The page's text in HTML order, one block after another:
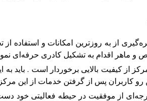
از به روزترین امکانات و استفاده
و ماهر اقدام به تشکیل کادری حرفه‌ای
از کیفیت بالایی برخوردار است . باید
رو کاربران پس از گرفتن خدمات از این
از موفقیت در حیطه فعالیتی خود